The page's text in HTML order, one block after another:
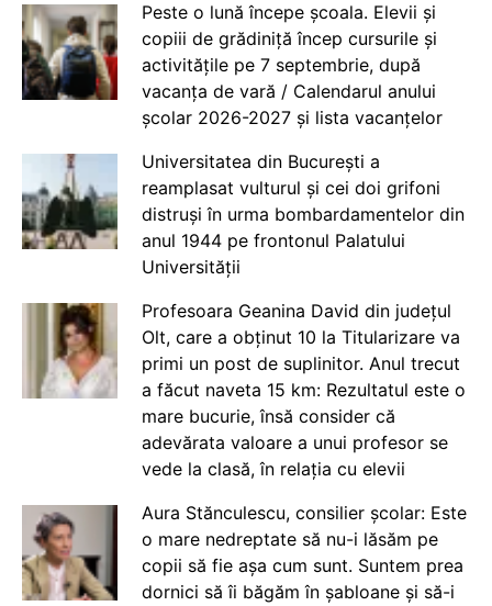
Peste o lună începe școala. Elevii și
copiii de grădiniță încep cursurile și
activitățile pe 7 septembrie, după
vacanța de vară / Calendarul anului
școlar 2026-2027 și lista vacanțelor
Universitatea din București a
reamplasat vulturul și cei doi grifoni
distruși în urma bombardamentelor din
anul 1944 pe frontonul Palatului
Universității
Profesoara Geanina David din județul
Olt, care a obținut 10 la Titularizare va
primi un post de suplinitor. Anul trecut
a făcut naveta 15 km: Rezultatul este o
mare bucurie, însă consider că
adevărata valoare a unui profesor se
vede la clasă, în relația cu elevii
Aura Stănculescu, consilier școlar: Este
o mare nedreptate să nu-i lăsăm pe
copii să fie așa cum sunt. Suntem prea
dornici să îi băgăm în șabloane și să-i